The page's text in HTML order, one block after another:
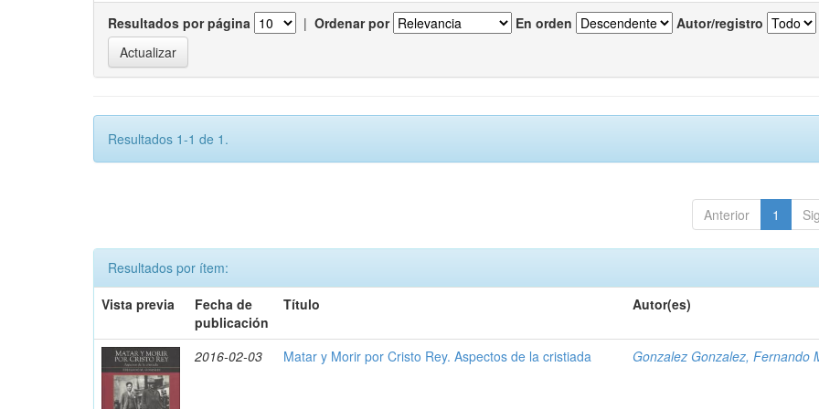
Resultados por página | Ordenar por En orden Autor/registro
Resultados 1-1 de 1.
Anterior 1
Resultados por ítem:
Vista previa
Fecha de
publicación
Título Autor(es)
2016-02-03 Matar y Morir por Cristo Rey. Aspectos de la cristiada Gonzalez Gonzalez, Fernando